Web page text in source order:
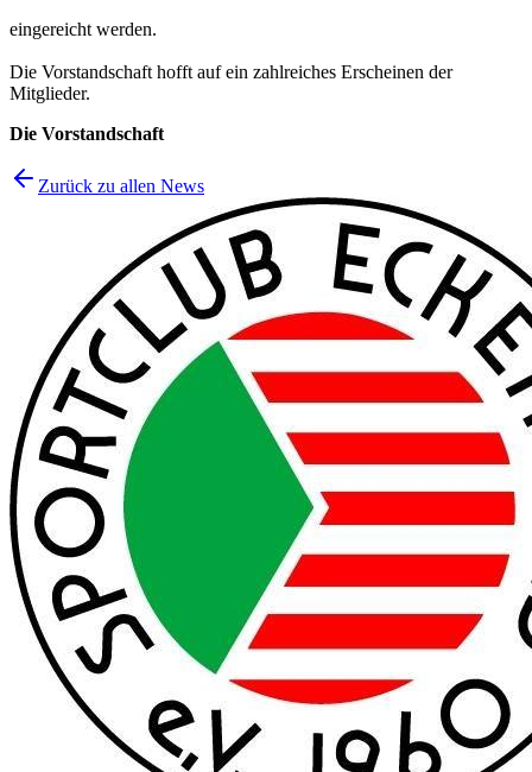
eingereicht werden.
Die Vorstandschaft hofft auf ein zahlreiches Erscheinen der
Mitglieder.
Die Vorstandschaft
Zurück zu allen News